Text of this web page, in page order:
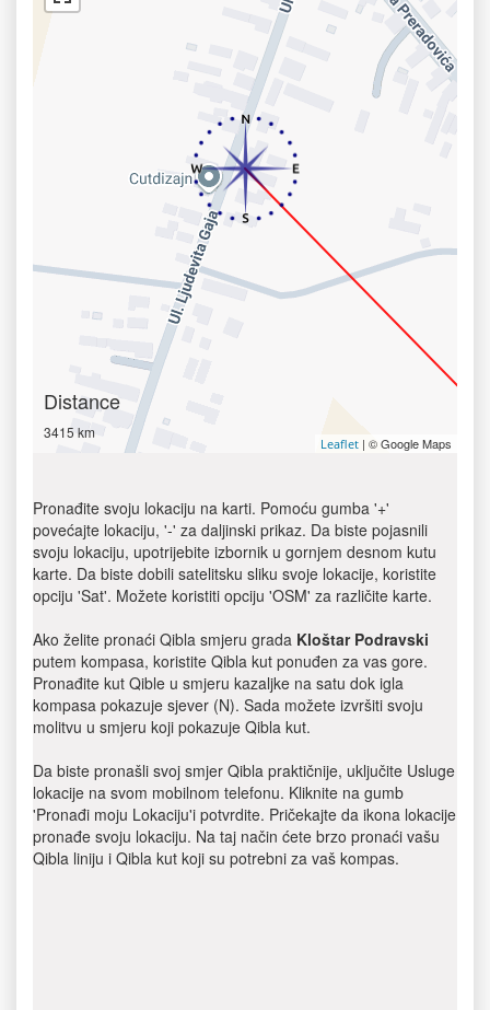
Distance
3415 km
Leaflet | © Google Maps
Pronađite svoju lokaciju na karti. Pomoću gumba '+'
povećajte lokaciju, '-' za daljinski prikaz. Da biste pojasnili
svoju lokaciju, upotrijebite izbornik u gornjem desnom kutu
karte. Da biste dobili satelitsku sliku svoje lokacije, koristite
opciju 'Sat'. Možete koristiti opciju 'OSM' za različite karte.
Ako želite pronaći Qibla smjeru grada Kloštar Podravski
putem kompasa, koristite Qibla kut ponuđen za vas gore.
Pronađite kut Qible u smjeru kazaljke na satu dok igla
kompasa pokazuje sjever (N). Sada možete izvršiti svoju
molitvu u smjeru koji pokazuje Qibla kut.
Da biste pronašli svoj smjer Qibla praktičnije, uključite Usluge
lokacije na svom mobilnom telefonu. Kliknite na gumb
'Pronađi moju Lokaciju'i potvrdite. Pričekajte da ikona lokacije
pronađe svoju lokaciju. Na taj način ćete brzo pronaći vašu
Qibla liniju i Qibla kut koji su potrebni za vaš kompas.